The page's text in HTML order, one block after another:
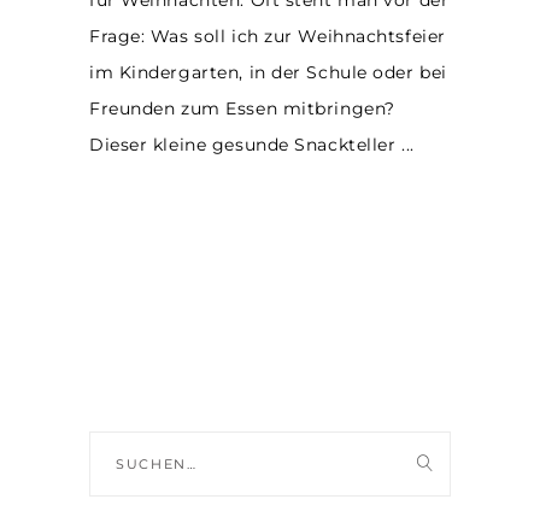
Frage: Was soll ich zur Weihnachtsfeier
im Kindergarten, in der Schule oder bei
Freunden zum Essen mitbringen?
Dieser kleine gesunde Snackteller
nach: